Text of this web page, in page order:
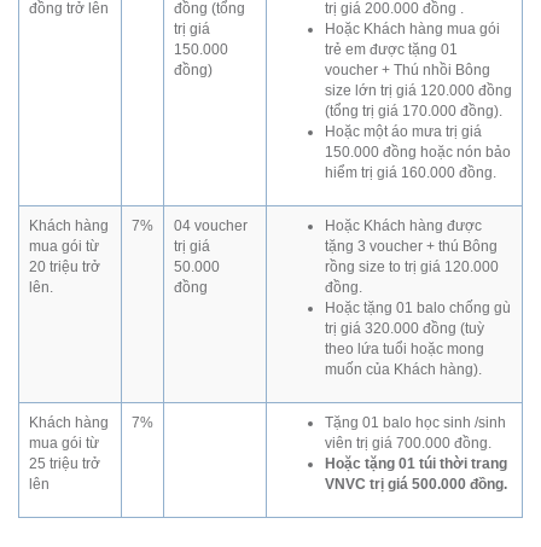
đồng trở lên
đồng (tổng
trị giá
150.000
đồng)
trị giá 200.000 đồng .
Hoặc Khách hàng mua gói
trẻ em được tặng 01
voucher + Thú nhồi Bông
size lớn trị giá 120.000 đồng
(tổng trị giá 170.000 đồng).
Hoặc một áo mưa trị giá
150.000 đồng hoặc nón bảo
hiểm trị giá 160.000 đồng.
Khách hàng
mua gói từ
20 triệu trở
lên.
7%
04 voucher
trị giá
50.000
đồng
Hoặc Khách hàng được
tặng 3 voucher + thú Bông
rồng size to trị giá 120.000
đồng.
Hoặc tặng 01 balo chống gù
trị giá 320.000 đồng (tuỳ
theo lứa tuổi hoặc mong
muốn của Khách hàng).
Khách hàng
mua gói từ
25 triệu trở
lên
7%
Tặng 01 balo học sinh /sinh
viên trị giá 700.000 đồng.
Hoặc tặng 01 túi thời trang
VNVC trị giá 500.000 đồng.